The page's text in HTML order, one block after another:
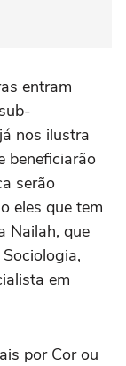
entram
nos ilustra
beneficiarão
serão
eles que tem
Nailah, que
em
por Cor ou